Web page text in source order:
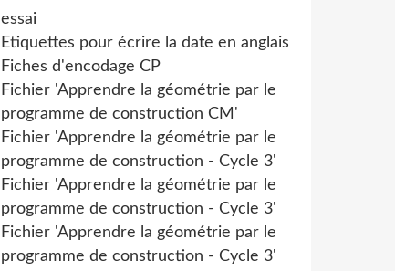
essai
Etiquettes pour écrire la date en anglais
Fiches d'encodage CP
Fichier 'Apprendre la géométrie par le
programme de construction CM'
Fichier 'Apprendre la géométrie par le
programme de construction - Cycle 3'
Fichier 'Apprendre la géométrie par le
programme de construction - Cycle 3'
Fichier 'Apprendre la géométrie par le
programme de construction - Cycle 3'